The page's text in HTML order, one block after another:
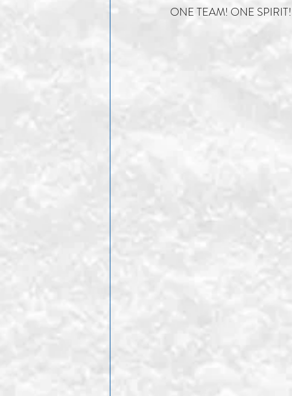
ONE TEAM! ONE SPIRIT!